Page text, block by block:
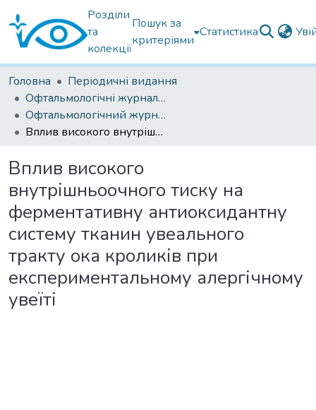
Розділи
та
колекції
Пошук за
критеріями
Статистика
Головна
Періодичні видання
Офтальмологічні журнали українські
Офтальмологічний журнал 2019
Вплив високого внутрішньоочного тиску на ферментативну антиоксидантну систему тканин увеального тракту ока кроликів при експериментальному алергічному увеїті
Вплив високого
внутрішньоочного тиску на
ферментативну антиоксидантну
систему тканин увеального
тракту ока кроликів при
експериментальному алергічному
увеїті